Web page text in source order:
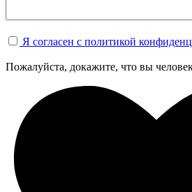
Я согласен с политикой
Пожалуйста, докажите, что вы